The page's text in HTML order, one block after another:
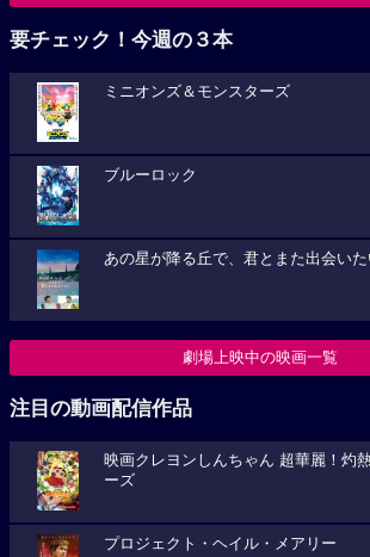
要チェック！今週の３本
ミニオンズ＆モンスターズ
ブルーロック
あの星が降る丘で、君とまた出会いた
劇場上映中の映画一覧
注目の動画配信作品
映画クレヨンしんちゃん 超華麗！灼
ーズ
プロジェクト・ヘイル・メアリー